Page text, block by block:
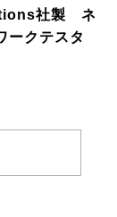
社製 ネ
ークテスタ